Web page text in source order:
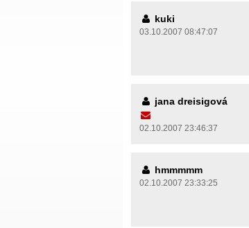
kuki
03.10.2007 08:47:07
jana dreisigová
02.10.2007 23:46:37
hmmmmm
02.10.2007 23:33:25